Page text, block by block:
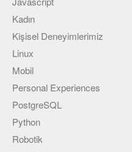
Kadın
Kişisel Deneyimlerimiz
Linux
Mobil
Personal Experiences
PostgreSQL
Python
Robotik